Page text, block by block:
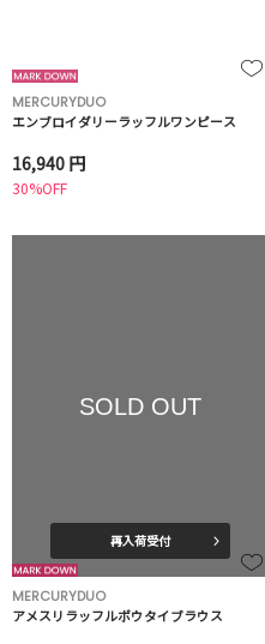
MERCURYDUO
エンブロイダリーラッフルワンピース
16,940 円
30%OFF
SOLD OUT
再入荷受付
MERCURYDUO
アメスリラッフルボウタイブラウス